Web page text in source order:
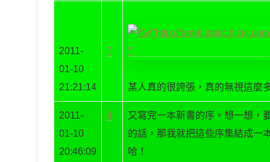
2011-
01-10
21:21:14
7
某人真的很誇張，真的無視這麼
2011-
01-10
20:46:09
4
又寫完一本新書的序。想一想，
的話，那我就把這些序集結成一
哈！